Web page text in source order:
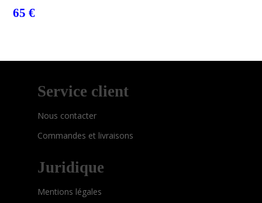
65€
Service client
Nous contacter
Commandes et livraisons
Juridique
Mentions légales